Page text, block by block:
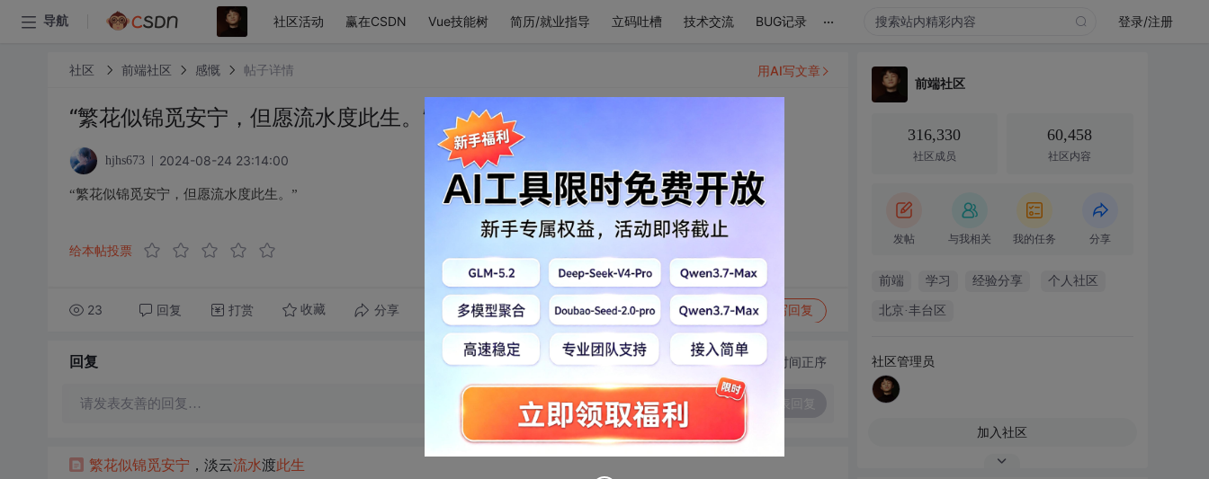
导航 社区活动 赢在CSDN Vue技能树 简历/就业指导 立码吐槽 技术交流 BUG记录 ... 登录/注册
社区 前端社区 感慨 帖子详情
“繁花似锦觅安宁，但愿流水度此生。”
hjhs673 2024-08-24 23:14:00
“繁花似锦觅安宁，但愿流水度此生。”
给本帖投票
23 回复 打赏 收藏 分享 转发到动态 举报 写回复
用AI写文章
回复 切换为时间正序
请发表友善的回复…
繁花似锦觅安宁 ，淡云流水渡此生
前端社区
316,330
社区成员
60,458
社区内容
发帖 与我相关 我的任务 分享
前端 学习 经验分享 个人社区
北京·丰台区
社区管理员
加入社区